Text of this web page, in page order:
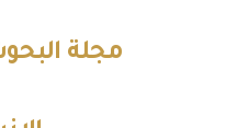
مجلة